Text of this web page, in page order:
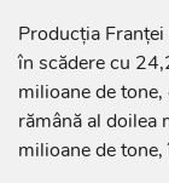
Producția
în scădere cu
milioane de
rămână al doilea
milioane de